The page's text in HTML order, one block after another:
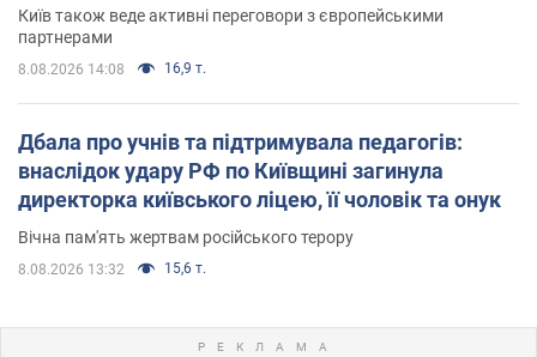
Київ також веде активні переговори з європейськими
партнерами
8.08.2026 14:08 16,9 т.
Дбала про учнів та підтримувала педагогів:
внаслідок удару РФ по Київщині загинула
директорка київського ліцею, її чоловік та онук
Вічна пам'ять жертвам російського терору
8.08.2026 13:32 15,6 т.